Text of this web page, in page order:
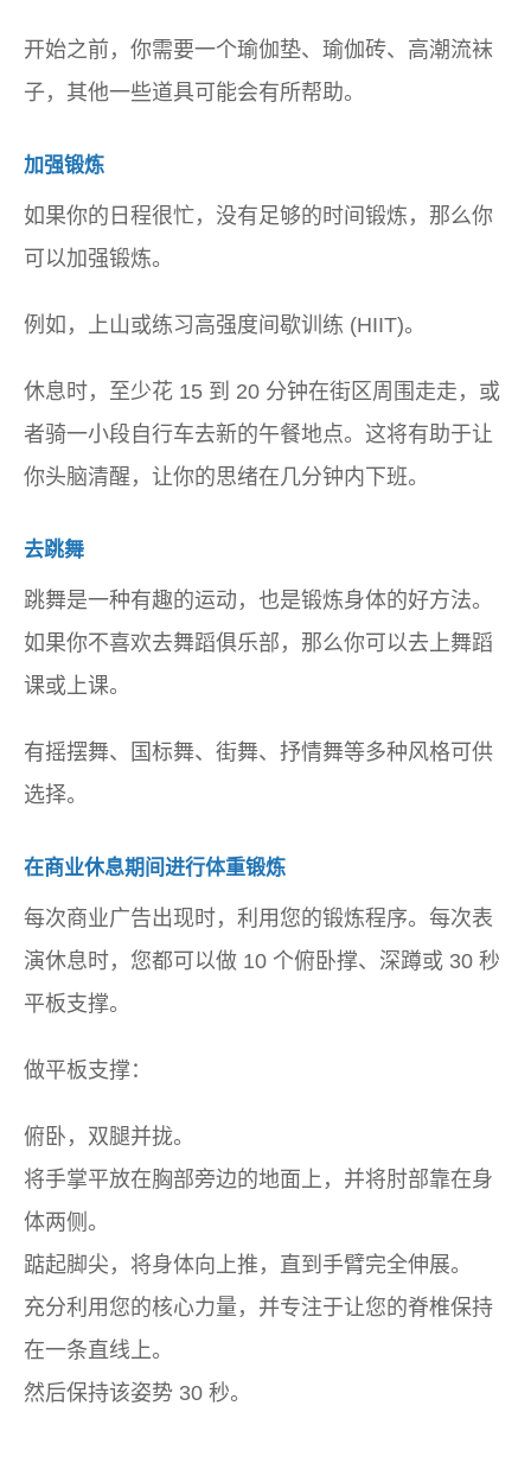
开始之前，你需要一个瑜伽垫、瑜伽砖、高潮流袜
子，其他一些道具可能会有所帮助。
加强锻炼
如果你的日程很忙，没有足够的时间锻炼，那么你
可以加强锻炼。
例如，上山或练习高强度间歇训练 (HIIT)。
休息时，至少花 15 到 20 分钟在街区周围走走，或
者骑一小段自行车去新的午餐地点。这将有助于让
你头脑清醒，让你的思绪在几分钟内下班。
去跳舞
跳舞是一种有趣的运动，也是锻炼身体的好方法。
如果你不喜欢去舞蹈俱乐部，那么你可以去上舞蹈
课或上课。
有摇摆舞、国标舞、街舞、抒情舞等多种风格可供
选择。
在商业休息期间进行体重锻炼
每次商业广告出现时，利用您的锻炼程序。每次表
演休息时，您都可以做 10 个俯卧撑、深蹲或 30 秒
平板支撑。
做平板支撑：
俯卧，双腿并拢。
将手掌平放在胸部旁边的地面上，并将肘部靠在身
体两侧。
踮起脚尖，将身体向上推，直到手臂完全伸展。
充分利用您的核心力量，并专注于让您的脊椎保持
在一条直线上。
然后保持该姿势 30 秒。